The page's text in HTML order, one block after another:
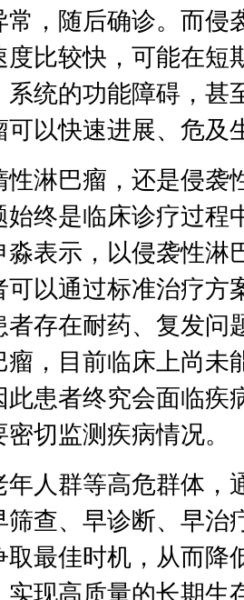
常，随后确诊。而侵
度比较快，可能在短
系统的功能障碍，甚
可以快速进展、危及
淋巴瘤，还是侵袭
始终是临床诊疗过程
淼表示，以侵袭性淋
可以通过标准治疗方
者存在耐药、复发问
瘤，目前临床上尚未
此患者终究会面临疾
切监测疾病情况。
人群等高危群体，
筛查、早诊断、早治
取最佳时机，从而降
实现高质量的长期生